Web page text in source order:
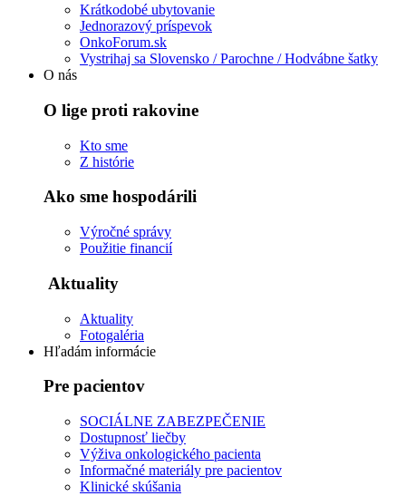
Krátkodobé ubytovanie
Jednorazový príspevok
OnkoForum.sk
Vystrihaj sa Slovensko / Parochne / Hodvábne šatky
O nás
O lige proti rakovine
Kto sme
Z histórie
Ako sme hospodárili
Výročné správy
Použitie financií
Aktuality
Aktuality
Fotogaléria
Hľadám informácie
Pre pacientov
SOCIÁLNE ZABEZPEČENIE
Dostupnosť liečby
Výživa onkologického pacienta
Informačné materiály pre pacientov
Klinické skúšania